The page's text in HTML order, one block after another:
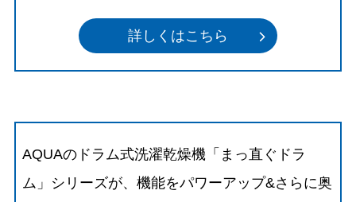
詳しくはこちら
AQUAのドラム式洗濯乾燥機「まっ直ぐドラ
ム」シリーズが、機能をパワーアップ&さらに奥